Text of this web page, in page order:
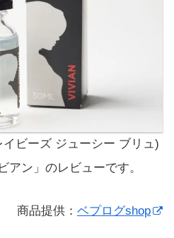
ビーズ ジューシー ブリュ)
アン」のレビューです。
商品提供： ベプログshop